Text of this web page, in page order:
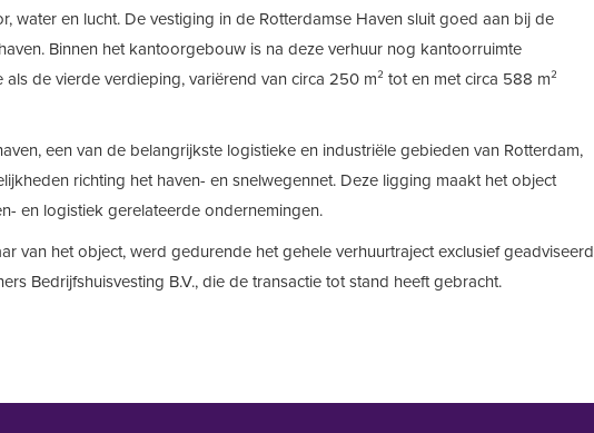
water en lucht. De vestiging in de Rotterdamse Haven sluit goed aan bij de
Binnen het kantoorgebouw is na deze verhuur nog kantoorruimte
de vierde verdieping, variërend van circa 250 m² tot en met circa 588 m²
een van de belangrijkste logistieke en industriële gebieden van Rotterdam,
richting het haven- en snelwegennet. Deze ligging maakt het object
en logistiek gerelateerde ondernemingen.
van het object, werd gedurende het gehele verhuurtraject exclusief geadviseerd
Bedrijfshuisvesting B.V., die de transactie tot stand heeft gebracht.